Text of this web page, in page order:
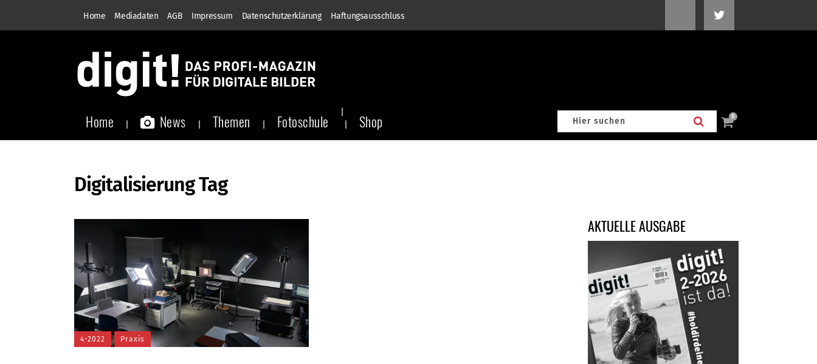
Home Mediadaten AGB Impressum Datenschutzerklärung Haftungsausschluss
Home News Themen Fotoschule Shop 0
Digitalisierung Tag
4-2022 Praxis
AKTUELLE AUSGABE